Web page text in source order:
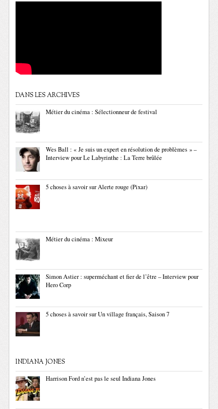
DANS LES ARCHIVES
Métier du cinéma : Sélectionneur de festival
Wes Ball : « Je suis un expert en résolution de problèmes » –
Interview pour Le Labyrinthe : La Terre brûlée
5 choses à savoir sur Alerte rouge (Pixar)
Métier du cinéma : Mixeur
Simon Astier : superméchant et fier de l’être – Interview pour
Hero Corp
5 choses à savoir sur Un village français, Saison 7
INDIANA JONES
Harrison Ford n’est pas le seul Indiana Jones